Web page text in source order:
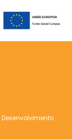
Desenvolvimento